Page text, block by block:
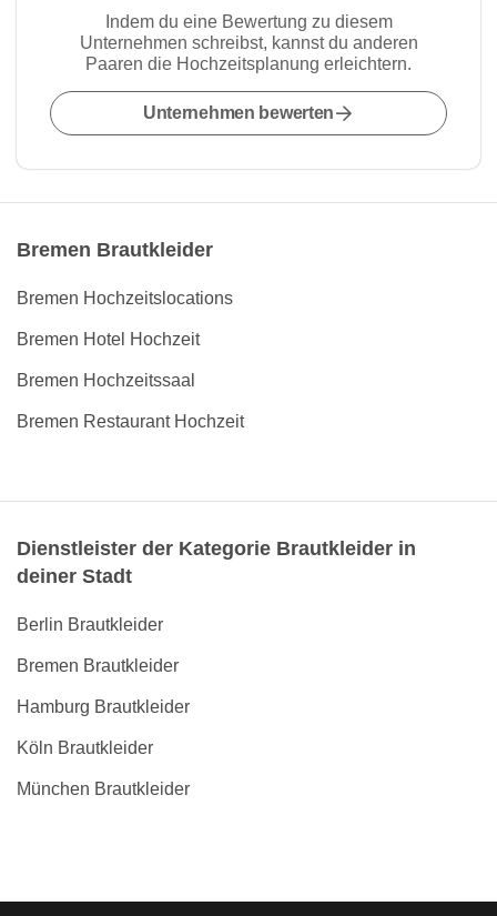
Indem du eine Bewertung zu diesem
Unternehmen schreibst, kannst du anderen
Paaren die Hochzeitsplanung erleichtern.
Unternehmen bewerten
Bremen Brautkleider
Bremen Hochzeitslocations
Bremen Hotel Hochzeit
Bremen Hochzeitssaal
Bremen Restaurant Hochzeit
Dienstleister der Kategorie Brautkleider in
deiner Stadt
Berlin Brautkleider
Bremen Brautkleider
Hamburg Brautkleider
Köln Brautkleider
München Brautkleider